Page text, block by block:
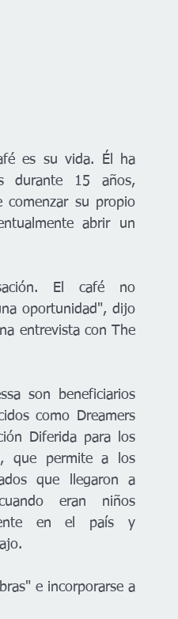
es su vida. Él ha
durante 15 años,
comenzar su propio
abrir un
El café no
oportunidad", dijo
entrevista con The
son beneficiarios
como Dreamers
Diferida para los
que permite a los
que llegaron a
eran niños
en el país y
e incorporarse a